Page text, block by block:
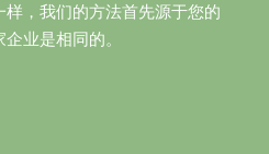
，我们的方法首先源于您的
业是相同的。